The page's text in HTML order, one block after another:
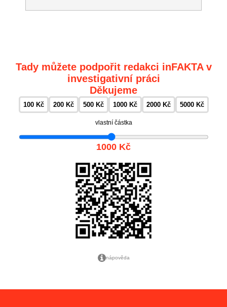
Tady můžete podpořit redakci inFAKTA v
investigativní práci
Děkujeme
100 Kč 200 Kč 500 Kč 1000 Kč 2000 Kč 5000 Kč
vlastní částka
1000 Kč
nápověda